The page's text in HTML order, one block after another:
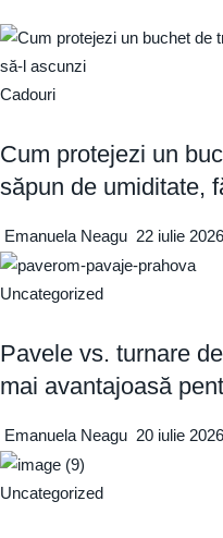
Cadouri
Cum protejezi un
săpun de umiditate,
Emanuela Neagu 22 iulie 2026
Uncategorized
Pavele vs. turnare
mai avantajoasă
Emanuela Neagu 20 iulie 2026
Uncategorized